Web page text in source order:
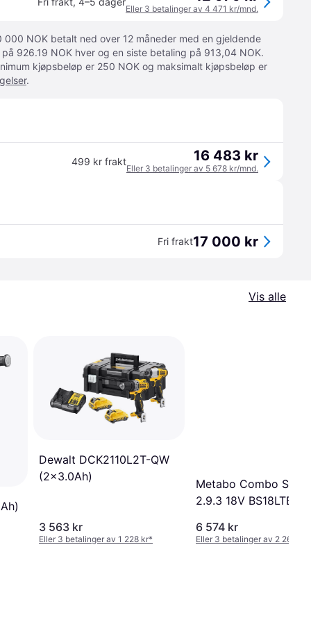
Eller 3 betalinger av 4 471 kr/mnd.
000 NOK betalt ned over 12 måneder med en gjeldende
926.19 NOK hver og en siste betaling på 913,04 NOK.
kjøpsbeløp er 250 NOK og maksimalt kjøpsbeløp er
.
499 kr frakt 16 483 kr
Eller 3 betalinger av 5 678 kr/mnd.
Fri frakt17 000 kr
Vis alle
Dewalt DCK2110L2T-QW
(2x3.0Ah)
3 563 kr
Eller 3 betalinger av 1 228 kr*
Metabo Combo Sæt
2.9.3 18V BS18LTBL
6 574 kr
Eller 3 betalinger av 2 265 kr